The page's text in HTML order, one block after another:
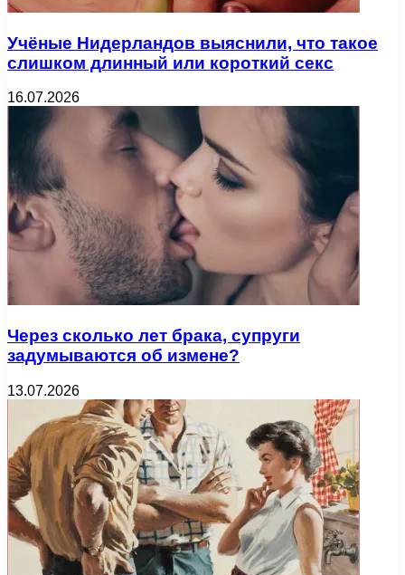
Учёные Нидерландов выяснили, что такое
слишком длинный или короткий секс
16.07.2026
Через сколько лет брака, супруги
задумываются об измене?
13.07.2026